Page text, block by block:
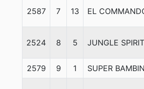
2587 7 13 EL
2524 8 5 JUNGLE SPIRIT
2579 9 1 SUPER